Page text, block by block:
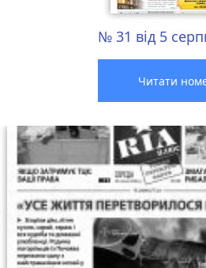
№ 31 від 5
Читати